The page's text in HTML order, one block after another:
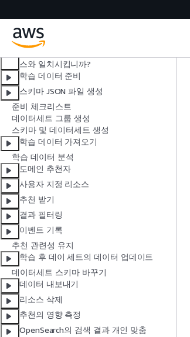
Personalize 설정
시작하기 자습서
스와 일치시킵니까?
학습 데이터 준비
스키마 JSON 파일 생성
준비 체크리스트
데이터세트 그룹 생성
스키마 및 데이터세트 생성
학습 데이터 가져오기
학습 데이터 분석
도메인 추천자
사용자 지정 리소스
추천 받기
결과 필터링
이벤트 기록
추천 관련성 유지
학습 후 데이 세트의 데이터 업데이트
데이터세트 스키마 바꾸기
데이터 내보내기
리소스 삭제
추천의 영향 측정
OpenSearch의 검색 결과 개인 맞춤